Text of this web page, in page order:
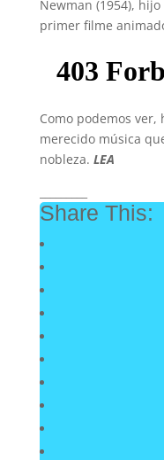
Newman (1954),
primer filme
Como podemos
merecido música
nobleza. LEA
Share This: